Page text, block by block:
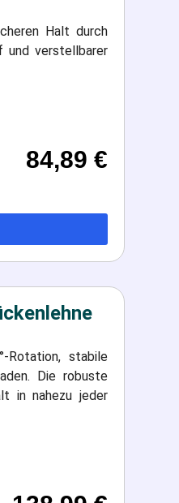
Halt durch
und verstellbarer
84,89 €
Rotation, stabile
Die robuste
in nahezu jeder